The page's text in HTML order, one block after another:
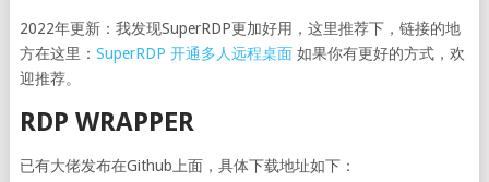
2022年更新：我发现SuperRDP更加好用，这里推荐下，链接的地
方在这里： SuperRDP 开通多人远程桌面如果你有更好的方式，欢
迎推荐。
RDP WRAPPER
已有大佬发布在Github上面，具体下载地址如下：